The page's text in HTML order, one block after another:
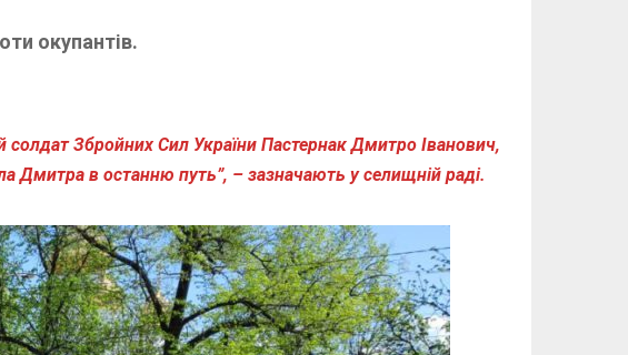
окупантів.
Збройних Сил України Пастернак Дмитро Іванович,
Дмитра в останню путь”, – зазначають у селищній раді.